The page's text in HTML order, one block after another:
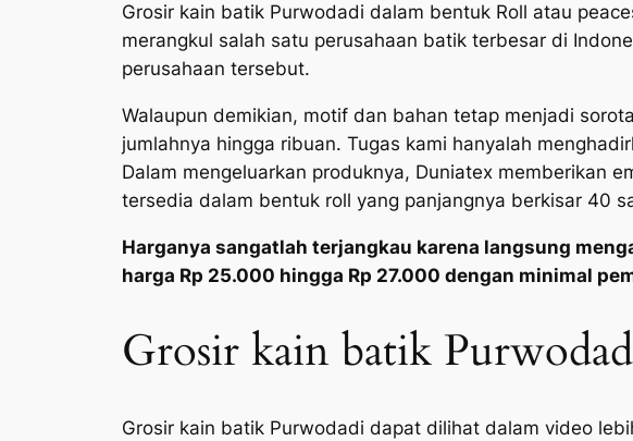
Grosir kain batik Purwodadi dalam bentuk Roll atau
merangkul salah satu perusahaan batik terbesar di
perusahaan tersebut.
Walaupun demikian, motif dan bahan tetap menjadi
jumlahnya hingga ribuan. Tugas kami hanyalah
Dalam mengeluarkan produknya, Duniatex memberikan
tersedia dalam bentuk roll yang panjangnya berkisar 40
Harganya sangatlah terjangkau karena langsung
harga Rp 25.000 hingga Rp 27.000 dengan minimal
Grosir kain batik
Grosir kain batik Purwodadi dapat dilihat dalam video